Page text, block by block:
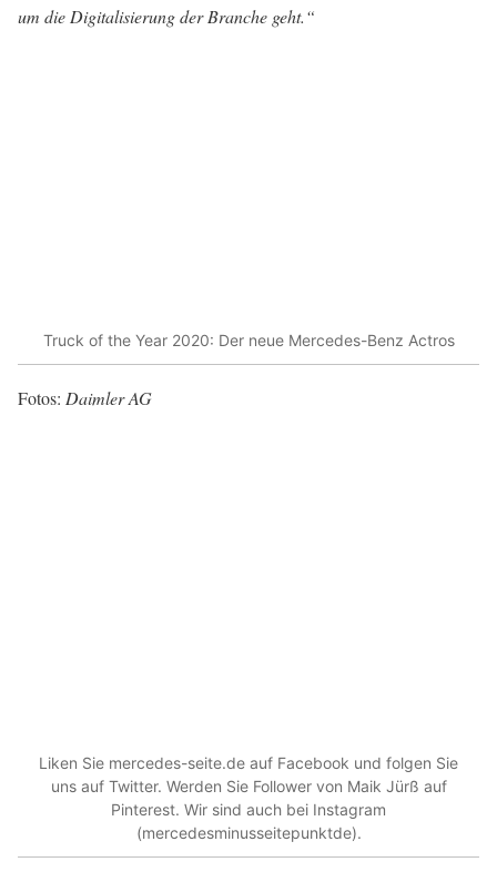
um die Digitalisierung der Branche geht.“
Truck of the Year 2020: Der neue Mercedes-Benz Actros
Fotos: Daimler AG
Liken Sie mercedes-seite.de auf Facebook und folgen Sie
uns auf Twitter. Werden Sie Follower von Maik Jürß auf
Pinterest. Wir sind auch bei Instagram
(mercedesminusseitepunktde).